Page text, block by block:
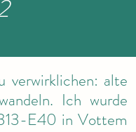
verwirklichen: alte
Ich wurde
E40 in Vottem